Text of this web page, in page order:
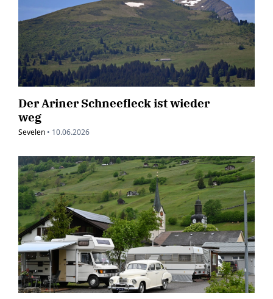
Der Ariner Schneefleck ist wieder
weg
Sevelen • 10.06.2026